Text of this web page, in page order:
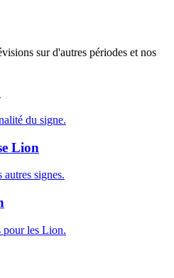
sur d'autres périodes et nos
du signe.
Lion
signes.
pour les Lion.